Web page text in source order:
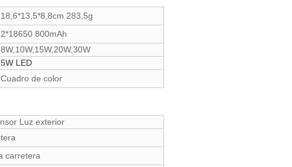
18,6*13,5*8,8cm 283,5g
2*18650 800mAh
8W,10W,15W,20W,30W
5W LED
Cuadro de color
Luz exterior
carretera